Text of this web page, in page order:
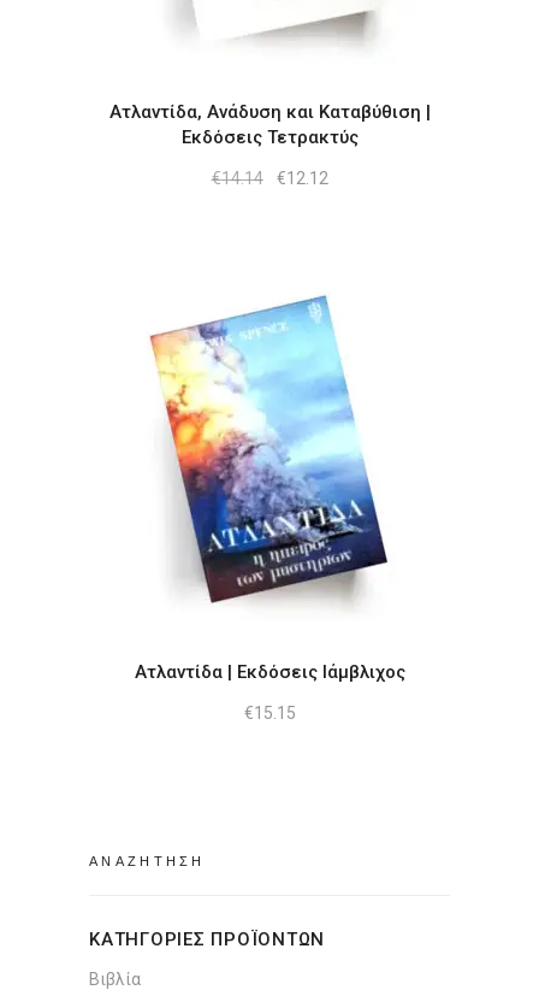
Ατλαντίδα, Ανάδυση και Καταβύθιση |
Εκδόσεις Τετρακτύς
€14.14
Original
€12.12Η
Ατλαντίδα | Εκδόσεις Ιάμβλιχος
€15.15
ΚΑΤΗΓΟΡΙΕΣ ΠΡΟΪΟΝΤΩΝ
Βιβλία